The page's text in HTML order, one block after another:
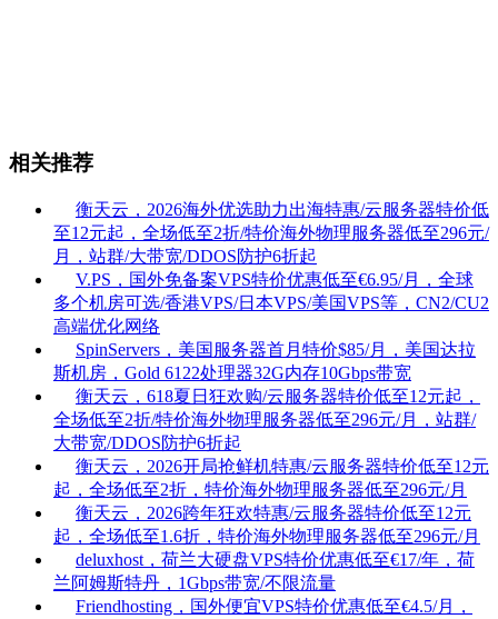
相关推荐
衡天云，2026海外优选助力出海特惠/云服务器特价低
至12元起，全场低至2折/特价海外物理服务器低至296元/
月，站群/大带宽/DDOS防护6折起
V.PS，国外免备案VPS特价优惠低至€6.95/月，全球
多个机房可选/香港VPS/日本VPS/美国VPS等，CN2/CU2
高端优化网络
SpinServers，美国服务器首月特价$85/月，美国达拉
斯机房，Gold 6122处理器32G内存10Gbps带宽
衡天云，618夏日狂欢购/云服务器特价低至12元起，
全场低至2折/特价海外物理服务器低至296元/月，站群/
大带宽/DDOS防护6折起
衡天云，2026开局抢鲜机特惠/云服务器特价低至12元
起，全场低至2折，特价海外物理服务器低至296元/月
衡天云，2026跨年狂欢特惠/云服务器特价低至12元
起，全场低至1.6折，特价海外物理服务器低至296元/月
deluxhost，荷兰大硬盘VPS特价优惠低至€17/年，荷
兰阿姆斯特丹，1Gbps带宽/不限流量
Friendhosting，国外便宜VPS特价优惠低至€4.5/月，